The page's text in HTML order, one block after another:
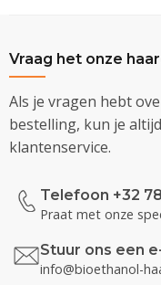
Vraag het onze
Als je vragen hebt
bestelling, kun je
klantenservice.
Telefoon +32
Praat met onze
Stuur ons een
info@bioethanol-